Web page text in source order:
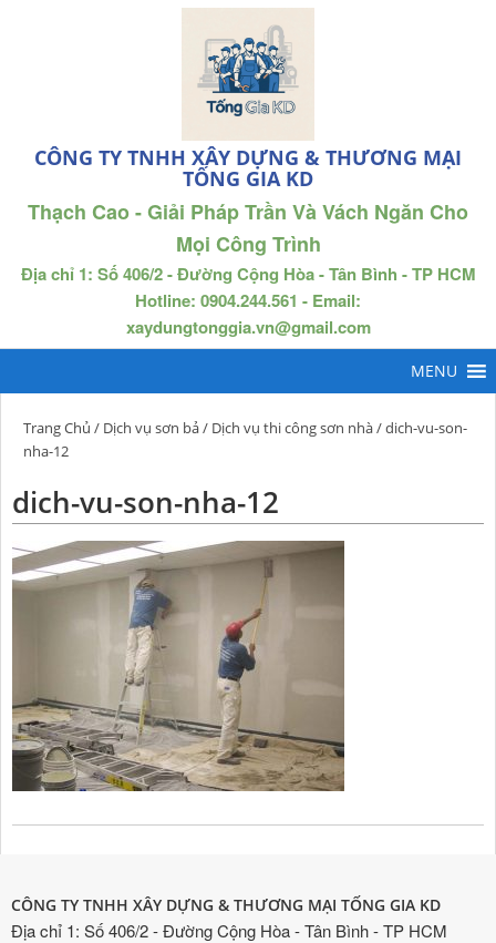
CÔNG TY TNHH XÂY DỰNG & THƯƠNG MẠI
TỐNG GIA KD
Thạch Cao - Giải Pháp Trần Và Vách Ngăn Cho
Mọi Công Trình
Địa chỉ 1: Số 406/2 - Đường Cộng Hòa - Tân Bình - TP HCM
Hotline: 0904.244.561 - Email:
xaydungtonggia.vn@gmail.com
Trang Chủ / Dịch vụ sơn bả/ Dịch vụ thi công sơn nhà/ dich-vu-son-
nha-12
dich-vu-son-nha-12
CÔNG TY TNHH XÂY DỰNG & THƯƠNG MẠI TỐNG GIA KD
Địa chỉ 1: Số 406/2 - Đường Cộng Hòa - Tân Bình - TP HCM